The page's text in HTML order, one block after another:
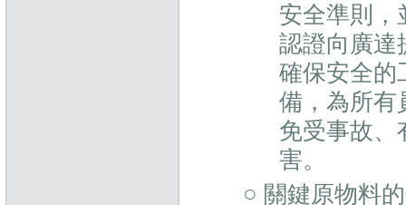
安全準則，
認證向廣達
確保安全的
備，為所有
免受事故、
害。
○ 關鍵原物料